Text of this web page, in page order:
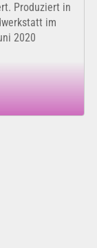
Produziert in
im
2020